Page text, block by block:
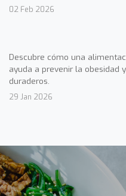
02 Feb 2026
Descubre cómo una
ayuda a prevenir la obesidad
duraderos.
29 Jan 2026